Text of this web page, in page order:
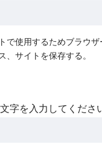
で使用するためブラウザ
、サイトを保存する。
字を入力してくださ